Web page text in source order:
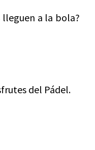
a la bola?
del Pádel.